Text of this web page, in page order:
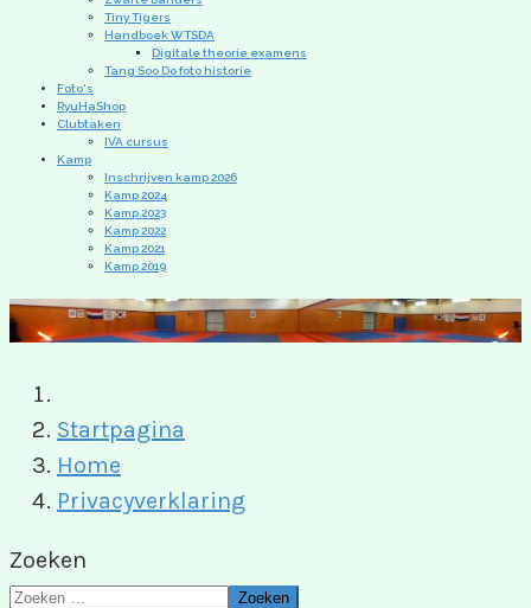
Tiny Tigers
Handboek WTSDA
Digitale theorie examens
Tang Soo Do foto historie
Foto's
RyuHaShop
Clubtaken
IVA cursus
Kamp
Inschrijven kamp 2026
Kamp 2024
Kamp 2023
Kamp 2022
Kamp 2021
Kamp 2019
Startpagina
Home
Privacyverklaring
Zoeken
Zoeken